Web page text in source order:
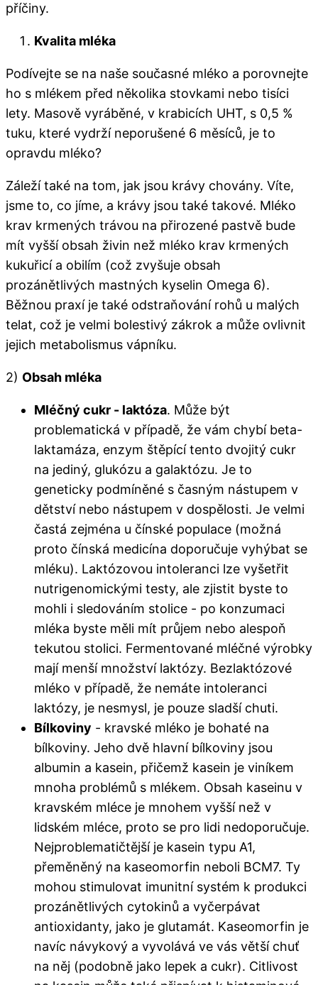
příčiny.
Kvalita mléka
Podívejte se na naše současné mléko a porovnejte
ho s mlékem před několika stovkami nebo tisíci
lety. Masově vyráběné, v krabicích UHT, s 0,5 %
tuku, které vydrží neporušené 6 měsíců, je to
opravdu mléko?
Záleží také na tom, jak jsou krávy chovány. Víte,
jsme to, co jíme, a krávy jsou také takové. Mléko
krav krmených trávou na přirozené pastvě bude
mít vyšší obsah živin než mléko krav krmených
kukuřicí a obilím (což zvyšuje obsah
prozánětlivých mastných kyselin Omega 6).
Běžnou praxí je také odstraňování rohů u malých
telat, což je velmi bolestivý zákrok a může ovlivnit
jejich metabolismus vápníku.
2) Obsah mléka
Mléčný cukr - laktóza. Může být
problematická v případě, že vám chybí beta-
laktamáza, enzym štěpící tento dvojitý cukr
na jediný, glukózu a galaktózu. Je to
geneticky podmíněné s časným nástupem v
dětství nebo nástupem v dospělosti. Je velmi
častá zejména u čínské populace (možná
proto čínská medicína doporučuje vyhýbat se
mléku). Laktózovou intoleranci lze vyšetřit
nutrigenomickými testy, ale zjistit byste to
mohli i sledováním stolice - po konzumaci
mléka byste měli mít průjem nebo alespoň
tekutou stolici. Fermentované mléčné výrobky
mají menší množství laktózy. Bezlaktózové
mléko v případě, že nemáte intoleranci
laktózy, je nesmysl, je pouze sladší chuti.
Bílkoviny - kravské mléko je bohaté na
bílkoviny. Jeho dvě hlavní bílkoviny jsou
albumin a kasein, přičemž kasein je viníkem
mnoha problémů s mlékem. Obsah kaseinu v
kravském mléce je mnohem vyšší než v
lidském mléce, proto se pro lidi nedoporučuje.
Nejproblematičtější je kasein typu A1,
přeměněný na kaseomorfin neboli BCM7. Ty
mohou stimulovat imunitní systém k produkci
prozánětlivých cytokinů a vyčerpávat
antioxidanty, jako je glutamát. Kaseomorfin je
navíc návykový a vyvolává ve vás větší chuť
na něj (podobně jako lepek a cukr). Citlivost